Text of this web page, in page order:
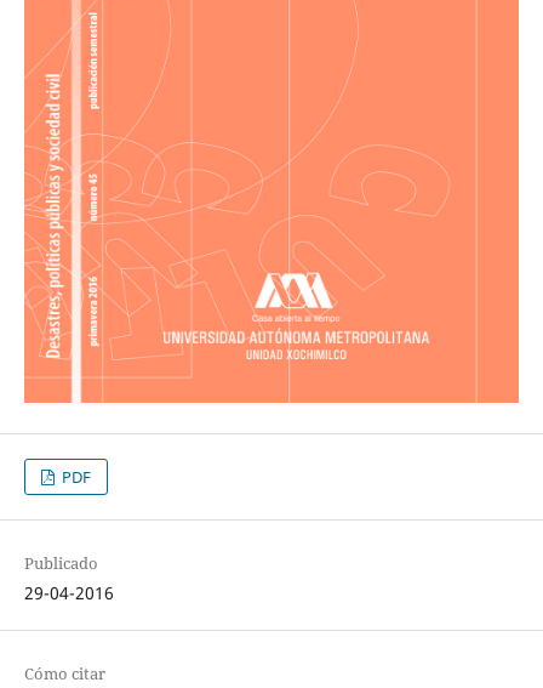
PDF
Publicado
29-04-2016
Cómo citar